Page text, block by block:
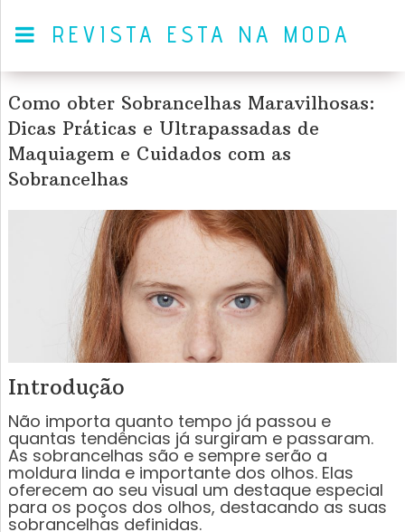
REVISTA ESTA NA MODA
Como obter Sobrancelhas Maravilhosas:
Dicas Práticas e Ultrapassadas de
Maquiagem e Cuidados com as
Sobrancelhas
Introdução
Não importa quanto tempo já passou e
quantas tendências já surgiram e passaram.
As sobrancelhas são e sempre serão a
moldura linda e importante dos olhos. Elas
oferecem ao seu visual um destaque especial
para os poços dos olhos, destacando as suas
sobrancelhas definidas.